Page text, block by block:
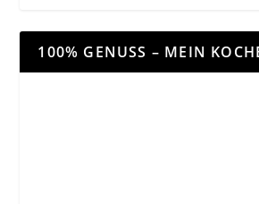
100% GENUSS – MEIN